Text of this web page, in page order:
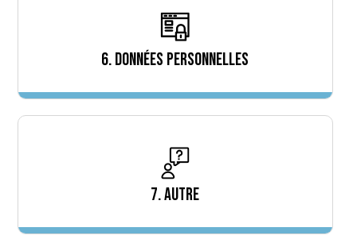
6. DONNÉES PERSONNELLES
7. AUTRE